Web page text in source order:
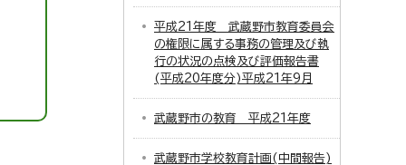
平成21年度 武蔵野市教育委員会
の権限に属する事務の管理及び執
行の状況の点検及び評価報告書
(平成20年度分)平成21年9月
武蔵野市の教育 平成21年度
武蔵野市学校教育計画(中間報告)